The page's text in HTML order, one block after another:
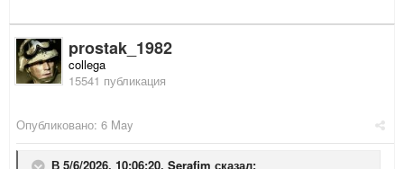
prostak_1982
collega
15541 публикация
Опубликовано: 6 May
В 5/6/2026, 10:06:20, Serafim сказал: